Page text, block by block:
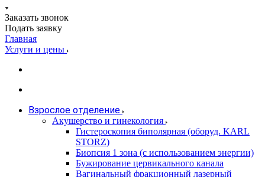
Заказать звонок
Подать заявку
Главная
Услуги и цены
Взрослое отделение
Акушерство и гинекология
Гистероскопия биполярная (оборуд. KARL
STORZ)
Биопсия 1 зона (с использованием энергии)
Бужирование цервикального канала
Вагинальный фракционный лазерный